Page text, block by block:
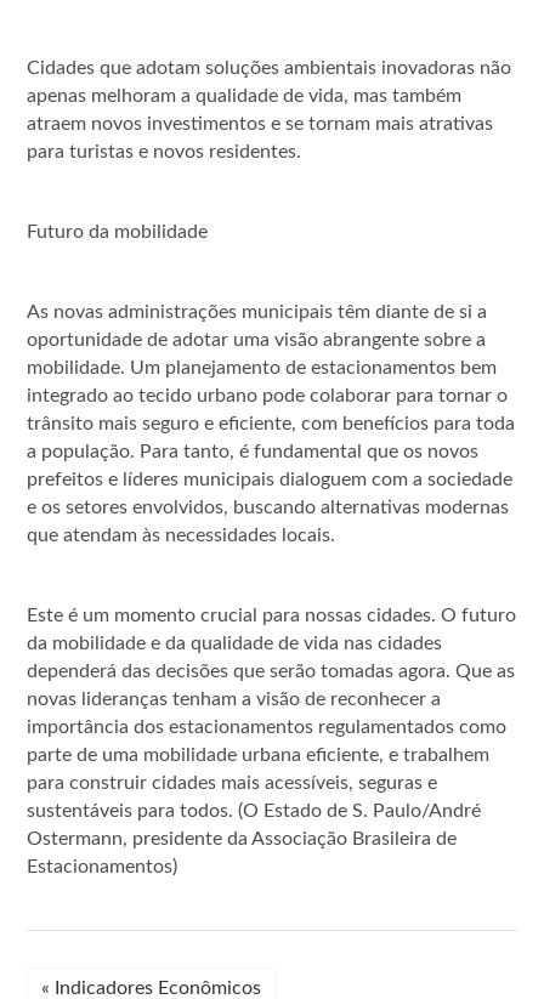
Cidades que adotam soluções ambientais inovadoras não
apenas melhoram a qualidade de vida, mas também
atraem novos investimentos e se tornam mais atrativas
para turistas e novos residentes.
Futuro da mobilidade
As novas administrações municipais têm diante de si a
oportunidade de adotar uma visão abrangente sobre a
mobilidade. Um planejamento de estacionamentos bem
integrado ao tecido urbano pode colaborar para tornar o
trânsito mais seguro e eficiente, com benefícios para toda
a população. Para tanto, é fundamental que os novos
prefeitos e líderes municipais dialoguem com a sociedade
e os setores envolvidos, buscando alternativas modernas
que atendam às necessidades locais.
Este é um momento crucial para nossas cidades. O futuro
da mobilidade e da qualidade de vida nas cidades
dependerá das decisões que serão tomadas agora. Que as
novas lideranças tenham a visão de reconhecer a
importância dos estacionamentos regulamentados como
parte de uma mobilidade urbana eficiente, e trabalhem
para construir cidades mais acessíveis, seguras e
sustentáveis para todos. (O Estado de S. Paulo/André
Ostermann, presidente da Associação Brasileira de
Estacionamentos)
« Indicadores Econômicos